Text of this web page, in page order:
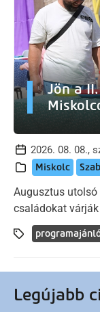
Jön a
2026. 08. 08.,
Miskolc
Augusztus utolsó
családokat
Legújabb